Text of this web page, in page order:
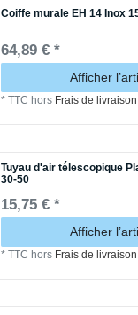
Coiffe murale EH 14 Inox
64,89 € *
Afficher
*TTC hors Frais de livraison
Tuyau d'air télescopique
30-50
15,75 € *
Afficher
*TTC hors Frais de livraison